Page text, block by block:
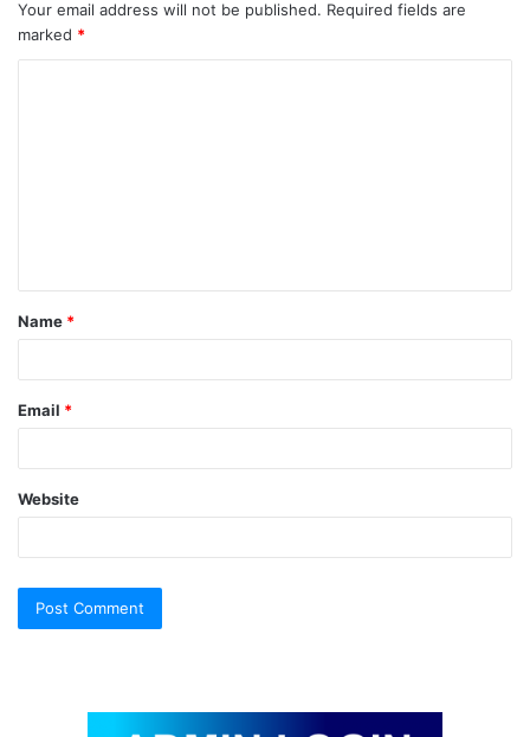
Your email address will not be published. Required fields are
marked *
t
*
Name *
Email *
Website